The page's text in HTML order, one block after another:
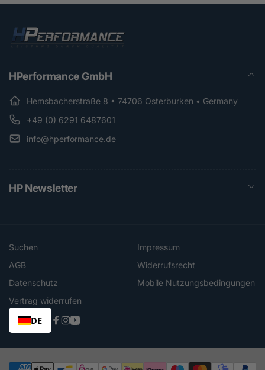
HPerformance GmbH
Hemsbacherstraße 8 • 74706 Osterburken • Germany
+49 (0) 6291 6487601
info@hperformance.de
HP Newsletter
Suchen
Impressum
AGB
Widerrufsrecht
Datenschutz
Mobile Nutzungsbedingungen
Vertrag widerrufen
DE
Facebook
Instagram
YouTube